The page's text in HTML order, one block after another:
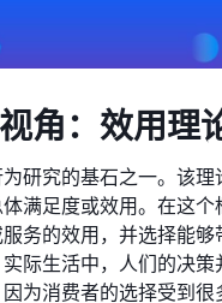
角：效用理
研究的基石之一。该理
满足度或效用。在这个
务的效用，并选择能够
际生活中，人们的决
为消费者的选择受到很